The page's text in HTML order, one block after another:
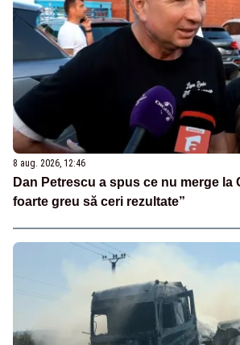
8 aug. 2026, 12:46
Dan Petrescu a spus ce nu merge la
foarte greu să ceri rezultate”